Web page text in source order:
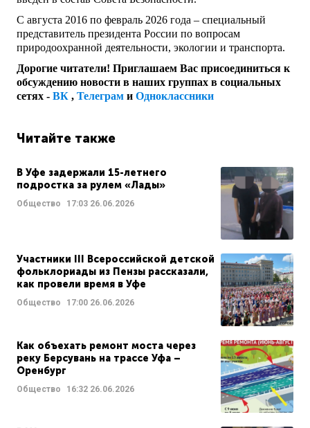
С августа 2016 по февраль 2026 года – специальный
представитель президента России по вопросам
природоохранной деятельности, экологии и транспорта.
Дорогие читатели! Приглашаем Вас присоединиться к
обсуждению новости в наших группах в социальных
сетях - ВК , Телеграм и Одноклассники
Читайте также
В Уфе задержали 15-летнего
подростка за рулем «Лады»
Общество 17:03 26.06.2026
Участники III Всероссийской детской
фольклориады из Пензы рассказали,
как провели время в Уфе
Общество 17:00 26.06.2026
Как объехать ремонт моста через
реку Берсувань на трассе Уфа –
Оренбург
Общество 16:32 26.06.2026